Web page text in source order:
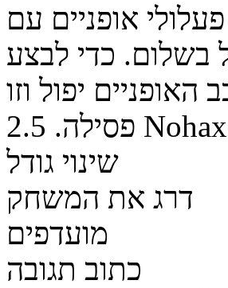
אופניים עם
בשלום. כדי לבצע
יפול וזו
פסילה. 2.5 Nohax
שינוי גודל
דרג את המשחק
מועדפים
כתוב תגובה